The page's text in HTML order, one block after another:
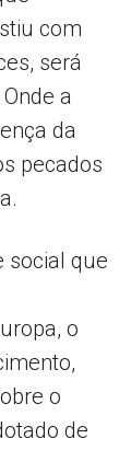
com
será
a
da
pecados
social que
o
o
de